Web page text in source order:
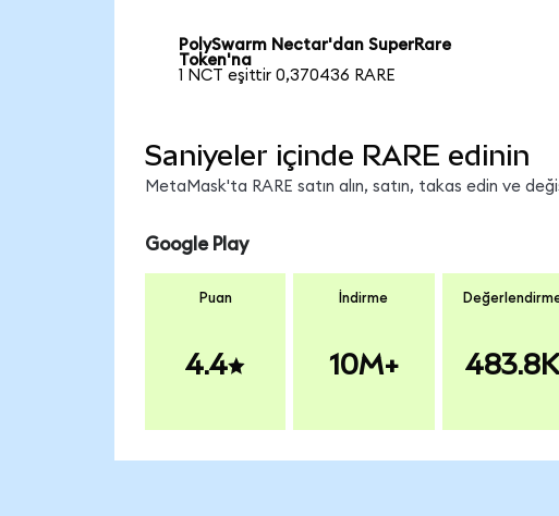
PolySwarm Nectar'dan SuperRare
Token'na
1 NCT eşittir 0,370436 RARE
Saniyeler içinde RARE edinin
MetaMask'ta RARE satın alın, satın, takas edin ve
Google Play
Puan
4.4
İndirme
10M+ 483.8K